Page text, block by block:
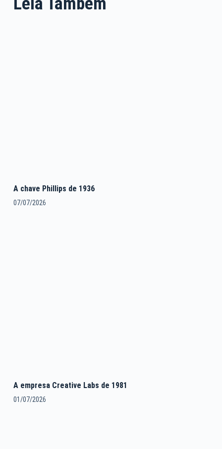
A chave Phillips de 1936
07/07/2026
A empresa Creative Labs de 1981
01/07/2026